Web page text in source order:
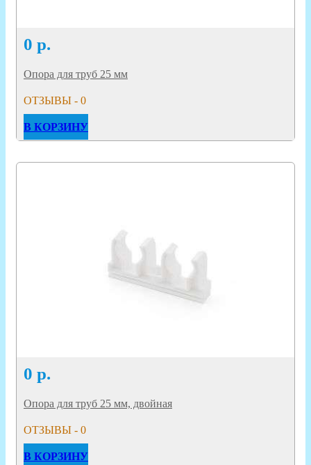
0 р.
Опора для труб 25 мм
ОТЗЫВЫ - 0
В КОРЗИНУ
0 р.
Опора для труб 25 мм, двойная
ОТЗЫВЫ - 0
В КОРЗИНУ